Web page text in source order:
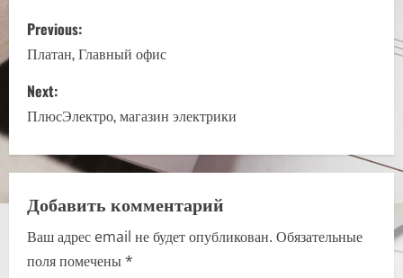
P
o
s
t
n
a
v
Previous:
Платан, Главный офис
Next:
ПлюсЭлектро, магазин электрики
Добавить комментарий
Ваш адрес email не будет опубликован. Обязательные
поля помечены*